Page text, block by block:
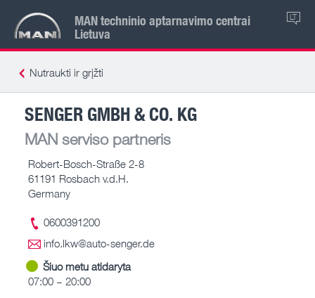
MAN techninio aptarnavimo centrai
Lietuva
LT
Nutraukti ir grįžti
SENGER GMBH & CO. KG
MAN serviso partneris
Robert-Bosch-Straße 2-8
61191 Rosbach v.d.H.
Germany
0600391200
info.lkw@auto-senger.de
Šiuo metu atidaryta
07:00 – 20:00